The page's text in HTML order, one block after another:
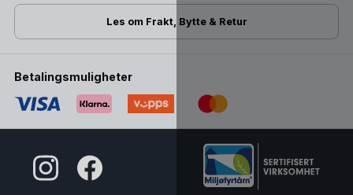
Les om Frakt, Bytte & Retur
Betalingsmuligheter